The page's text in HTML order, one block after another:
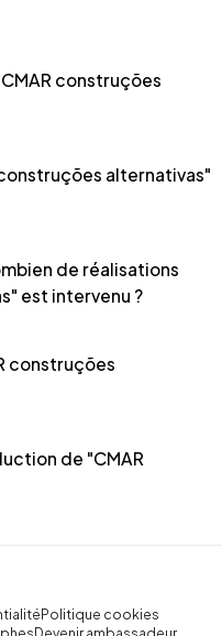
construções
alternativas"
de réalisations
est intervenu ?
construções
de "CMAR
Politique cookies